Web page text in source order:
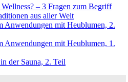
– 3 Fragen zum Begriff
aus aller Welt
Anwendungen mit Heublumen, 2.
Anwendungen mit Heublumen, 1.
der Sauna, 2. Teil